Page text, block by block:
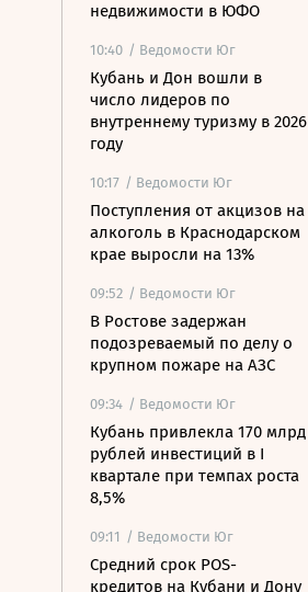
недвижимости в ЮФО
10:40 / Ведомости Юг
Кубань и Дон вошли в
число лидеров по
внутреннему туризму в 2026
году
10:17 / Ведомости Юг
Поступления от акцизов на
алкоголь в Краснодарском
крае выросли на 13%
09:52 / Ведомости Юг
В Ростове задержан
подозреваемый по делу о
крупном пожаре на АЗС
09:34 / Ведомости Юг
Кубань привлекла 170 млрд
рублей инвестиций в I
квартале при темпах роста
8,5%
09:11 / Ведомости Юг
Средний срок POS-
кредитов на Кубани и Дону